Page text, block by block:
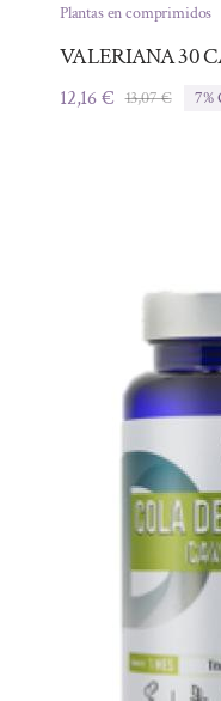
Plantas en comprimidos
VALERIANA 30
13,07€El
12,16€
El
7%